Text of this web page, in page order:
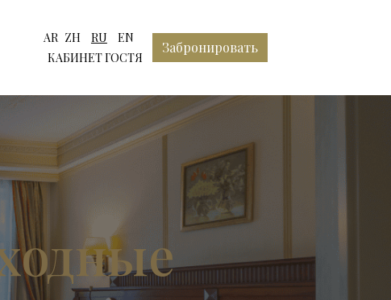
Выберите язык
AR ZH RU
EN
КАБИНЕТ ГОСТЯ
Забронировать